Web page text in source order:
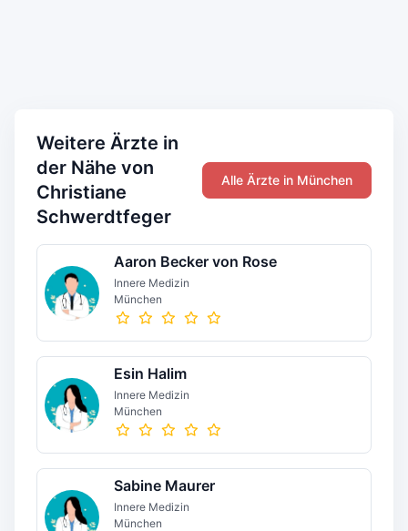
Weitere Ärzte in
der Nähe von
Christiane
Schwerdtfeger
Alle Ärzte in München
Aaron Becker von Rose
Innere Medizin
München
Esin Halim
Innere Medizin
München
Sabine Maurer
Innere Medizin
München